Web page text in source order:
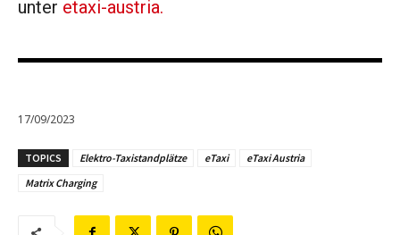
unter etaxi-austria.
17/09/2023
TOPICS Elektro-Taxistandplätze eTaxi
eTaxi Austria
Matrix Charging